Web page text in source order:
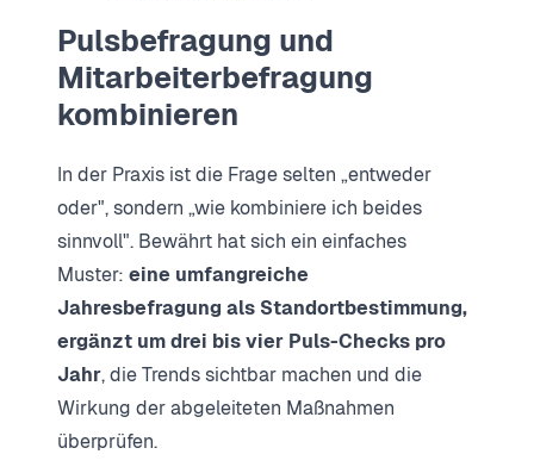
Pulsbefragung und
Mitarbeiterbefragung
kombinieren
In der Praxis ist die Frage selten „entweder
oder", sondern „wie kombiniere ich beides
sinnvoll". Bewährt hat sich ein einfaches
Muster: eine umfangreiche
Jahresbefragung als Standortbestimmung,
ergänzt um drei bis vier Puls-Checks pro
Jahr, die Trends sichtbar machen und die
Wirkung der abgeleiteten Maßnahmen
überprüfen.